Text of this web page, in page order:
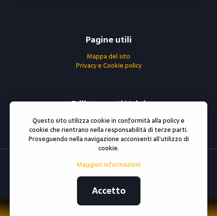
Pagine utili
Mappa del sito
Privacy e Cookie policy
Ediltrasporti Volpi
0296790302
Partita iva : 06738810966
© 2021 All rights reservedediltrasportivolpi.it
posizionamento realizzato dall'Agenzia web Milano
Revolution Milano.
Privacy e cookie policy|Mappa del sito
Questo sito utilizza cookie in conformità alla policy e
cookie che rientrano nella responsabilità di terze parti.
Proseguendo nella navigazione acconsenti all’utilizzo di
cookie.
Maggiori informazioni
Accetto